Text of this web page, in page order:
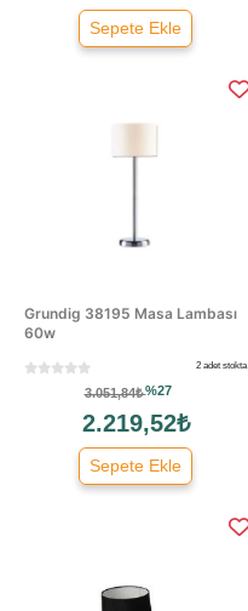
Sepete Ekle
Grundig 38195 Masa Lambası
60w
2 adet stokta
3.051,84₺%27
2.219,52₺
Sepete Ekle